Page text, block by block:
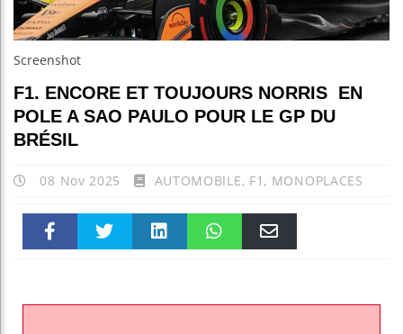
Screenshot
F1. ENCORE ET TOUJOURS NORRIS EN
POLE A SAO PAULO POUR LE GP DU
BRÉSIL
08 Nov 2025 AUTOMOBILE, F1 , MONOPLACES
k pt